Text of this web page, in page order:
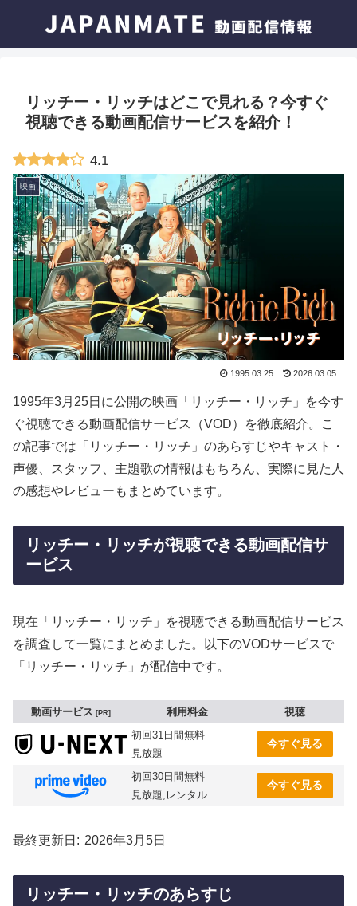
リッチー・リッチはどこで見れる？今すぐ
視聴できる動画配信サービスを紹介！
4.1
映画
1995.03.25 2026.03.05
1995年3月25日に公開の映画「リッチー・リッチ」を今す
ぐ視聴できる動画配信サービス（VOD）を徹底紹介。こ
の記事では「リッチー・リッチ」のあらすじやキャスト・
声優、スタッフ、主題歌の情報はもちろん、実際に見た人
の感想やレビューもまとめています。
リッチー・リッチが視聴できる動画配信サ
ービス
現在「リッチー・リッチ」を視聴できる動画配信サービス
を調査して一覧にまとめました。以下のVODサービスで
「リッチー・リッチ」が配信中です。
動画サービス PR 利用料金
視聴
初回31日間無料
見放題
今すぐ見る
初回30日間無料
見放題,レンタル
今すぐ見る
最終更新日 2026年3月5日
リッチー・リッチのあらすじ